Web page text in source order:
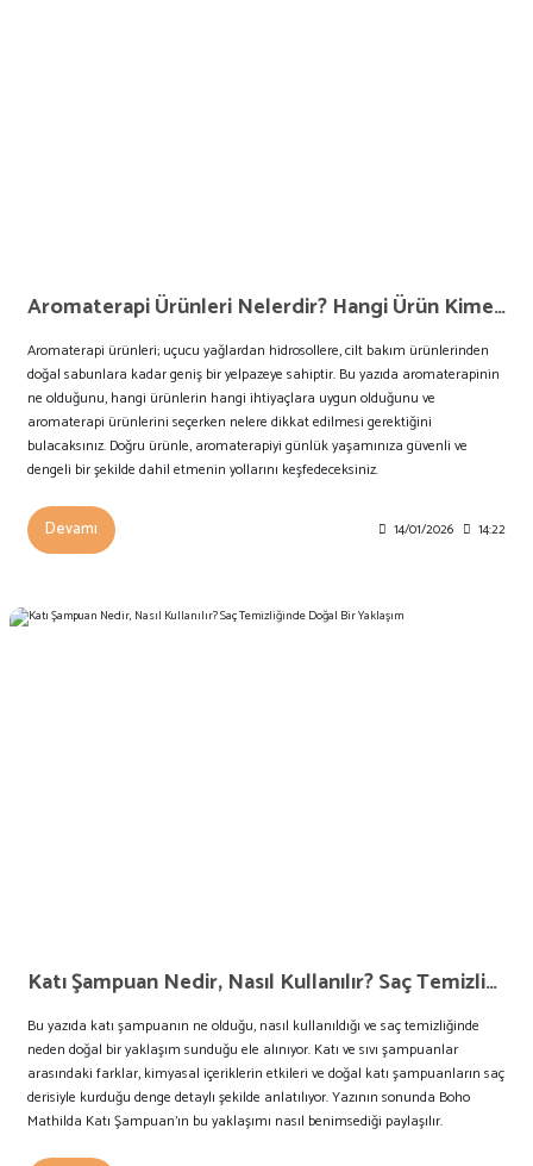
Aromaterapi Ürünleri Nelerdir? Hangi Ürün Kime Uygun?
Aromaterapi ürünleri; uçucu yağlardan hidrosollere, cilt bakım ürünlerinden
doğal sabunlara kadar geniş bir yelpazeye sahiptir. Bu yazıda aromaterapinin
ne olduğunu, hangi ürünlerin hangi ihtiyaçlara uygun olduğunu ve
aromaterapi ürünlerini seçerken nelere dikkat edilmesi gerektiğini
bulacaksınız. Doğru ürünle, aromaterapiyi günlük yaşamınıza güvenli ve
dengeli bir şekilde dahil etmenin yollarını keşfedeceksiniz.
Devamı 14/01/2026 14:22
Katı Şampuan Nedir, Nasıl Kullanılır? Saç Temizliğinde Doğal Bir Yaklaşım
Bu yazıda katı şampuanın ne olduğu, nasıl kullanıldığı ve saç temizliğinde
neden doğal bir yaklaşım sunduğu ele alınıyor. Katı ve sıvı şampuanlar
arasındaki farklar, kimyasal içeriklerin etkileri ve doğal katı şampuanların saç
derisiyle kurduğu denge detaylı şekilde anlatılıyor. Yazının sonunda Boho
Mathilda Katı Şampuan’ın bu yaklaşımı nasıl benimsediği paylaşılır.